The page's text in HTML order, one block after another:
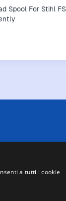
Spool For Stihl
in grado di
inclusa,
Potremmo
a tutti i cookie